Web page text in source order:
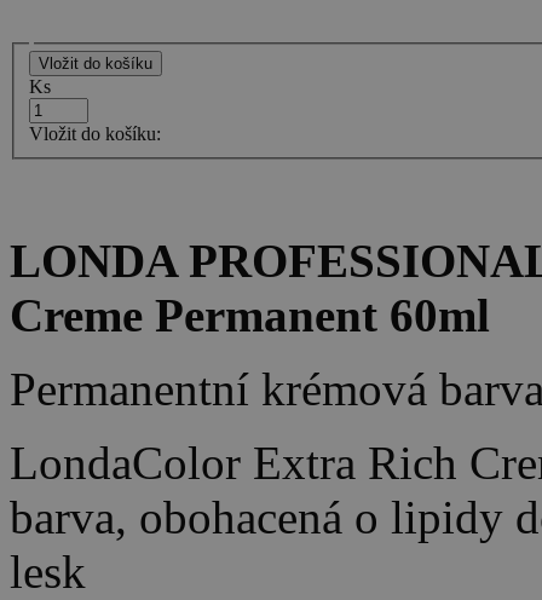
Ks
Vložit do košíku:
LONDA
Creme Permanent 60ml
Permanentní krémová
LondaColor Extra Rich
barva, obohacená o lipidy
lesk